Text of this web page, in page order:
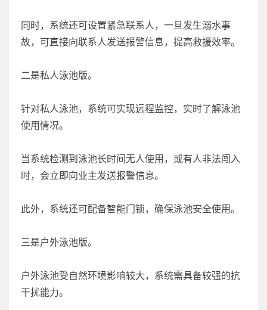
同时，系统还可设置紧急联系人，一旦发生溺水事
故，可直接向联系人发送报警信息，提高救援效率。
二是私人泳池版。
针对私人泳池，系统可实现远程监控，实时了解泳池
使用情况。
当系统检测到泳池长时间无人使用，或有人非法闯入
时，会立即向业主发送报警信息。
此外，系统还可配备智能门锁，确保泳池安全使用。
三是户外泳池版。
户外泳池受自然环境影响较大，系统需具备较强的抗
干扰能力。